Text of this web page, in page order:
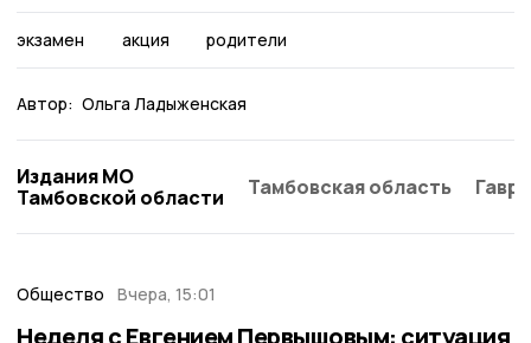
экзамен акция родители
Автор: Ольга Ладыженская
Издания МО
Тамбовской области
Тамбовская область
Общество Вчера, 15:01
Неделя с Евгением Первышовым: ситуация